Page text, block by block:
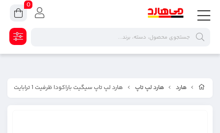
هارد هارد لپ تاپ هارد لپ تاپ سیگیت باراکودا ظرفیت 1 ترابایت
0